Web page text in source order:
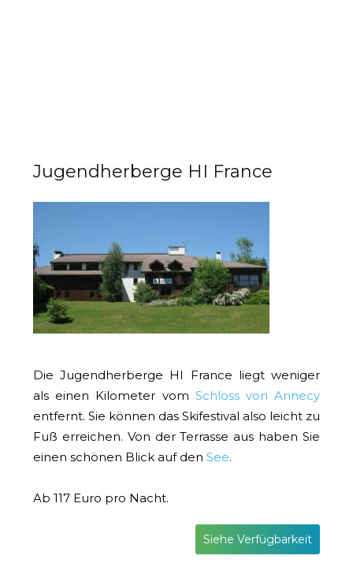
Jugendherberge HI France
Die Jugendherberge HI France liegt weniger
als einen Kilometer vom Schloss von Annecy
entfernt. Sie können das Skifestival also leicht zu
Fuß erreichen. Von der Terrasse aus haben Sie
einen schönen Blick auf den See.
Ab 117 Euro pro Nacht.
Siehe Verfügbarkeit